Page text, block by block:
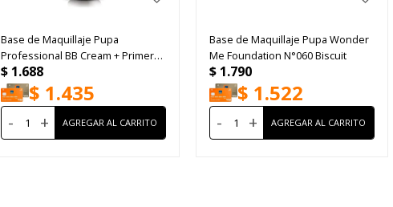
Base de Maquillaje Pupa
Professional BB Cream + Primer
Nude
$ 1.688
$ 1.435
- +
Base de Maquillaje Pupa Wonder
Me Foundation N°060 Biscuit
$ 1.790
$ 1.522
- +